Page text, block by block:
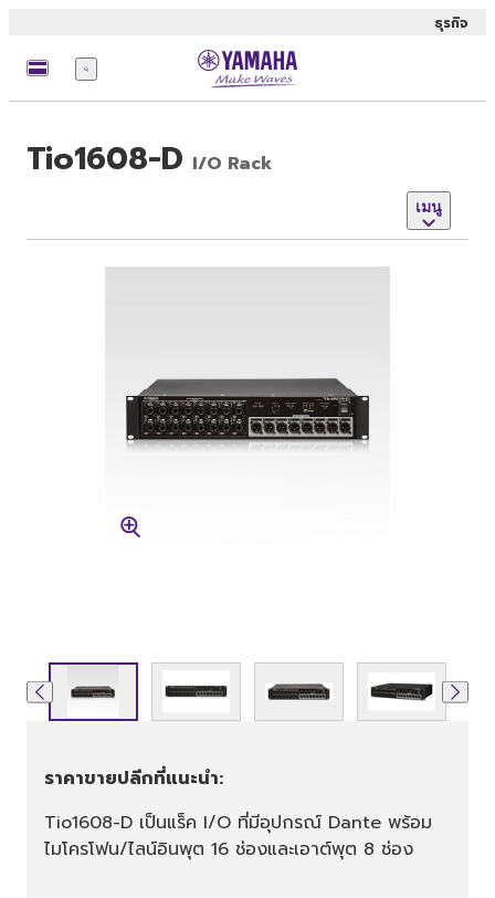
ธุรกิจ
เมนู
Tio1608-D I/O Rack
เมนู
ราคาขายปลีกที่แนะนำ:
Tio1608-D เป็นแร็ค I/O ที่มีอุปกรณ์ Dante พร้อม
ไมโครโฟน/ไลน์อินพุต 16 ช่องและเอาต์พุต 8 ช่อง